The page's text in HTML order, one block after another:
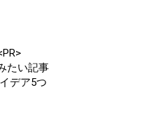
たい記事
デア5つ